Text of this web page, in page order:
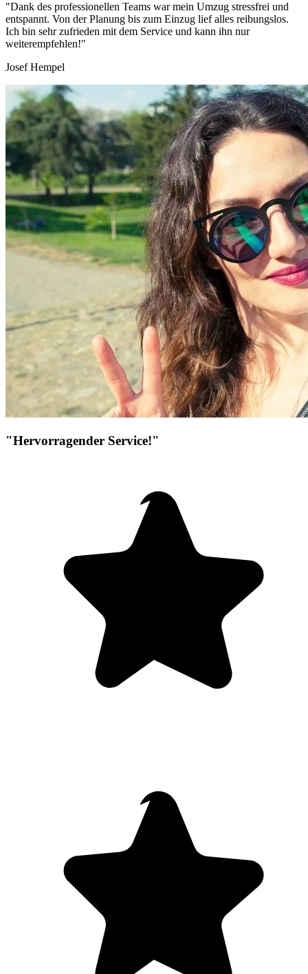
"Dank des professionellen Teams war mein Umzug stressfrei und
entspannt. Von der Planung bis zum Einzug lief alles reibungslos.
Ich bin sehr zufrieden mit dem Service und kann ihn nur
weiterempfehlen!"
Josef Hempel
"Hervorragender Service!"